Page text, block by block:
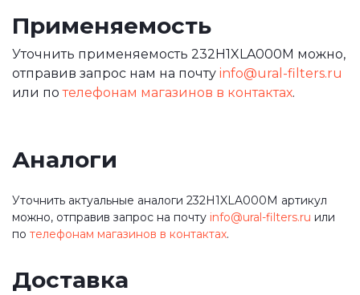
Применяемость
Уточнить применяемость 232H1XLA000M можно,
отправив запрос нам на почту info@ural-filters.ru
или потелефонам магазинов в контактах.
Аналоги
Уточнить актуальные аналоги 232H1XLA000M артикул
можно, отправив запрос на почту info@ural-filters.ru или
по телефонам магазинов в контактах.
Доставка